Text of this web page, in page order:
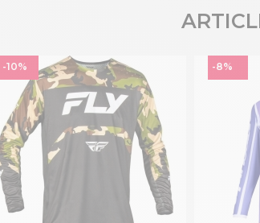
-10% -8%